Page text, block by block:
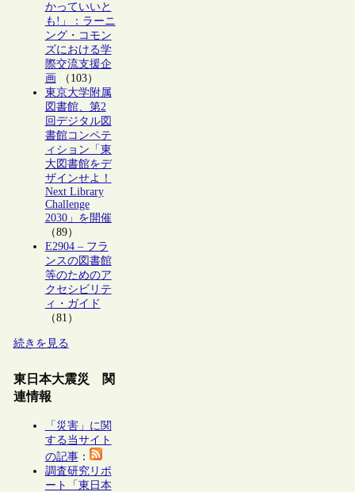
かっていいと
も!」：ラーニ
ング・コモン
ズにおける学
際交流支援企
画 （103）
東京大学附属
図書館、第2
回デジタル図
書館コンペテ
ィション「東
大図書館をデ
ザインせよ！
Next Library
Challenge
2030」を開催
（89）
E2904 – フラ
ンスの図書館
等のためのア
クセシビリテ
ィ・ガイド
（81）
続きを見る
東日本大震災 関
連情報
「災害」に関
する当サイト
の記事：
調査研究リポ
ート「東日本